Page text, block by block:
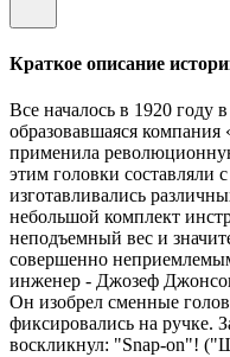
Краткое описание
Все началось в 1920 году
образовавшаяся
применила
этим головки составляли
изготавливались
небольшой комплект
неподъемный вес и
совершенно
инженер - Джозеф
Он изобрел сменные
фиксировались на ручке.
воскликнул: "Snap-on"!